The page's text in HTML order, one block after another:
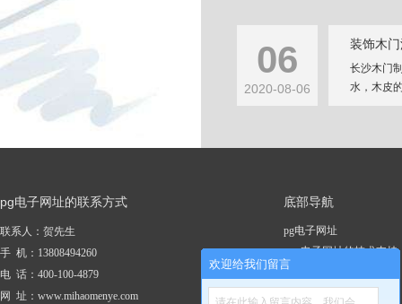
06
2020-08-06
装饰木
长沙木门
水，木皮
pg电子网址的联系方式
联系人：贺先生
手 机：13808494260
电 话：400-100-4879
网 址：www.mihaomenye.com
底部导航
pg电子网址
pg电子网址的技术支持
关于pg电子网址
欢迎给我们留言